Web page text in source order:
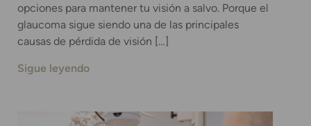
opciones para mantener tu visión a salvo. Porque el
glaucoma sigue siendo una de las principales
causas de pérdida de visión […]
Sigue leyendo